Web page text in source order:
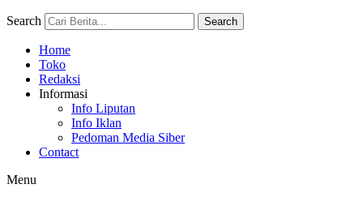
Search Search
Home
Toko
Redaksi
Informasi
Info Liputan
Info Iklan
Pedoman Media Siber
Contact
Menu